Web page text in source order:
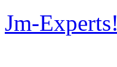
Jm-Experts!